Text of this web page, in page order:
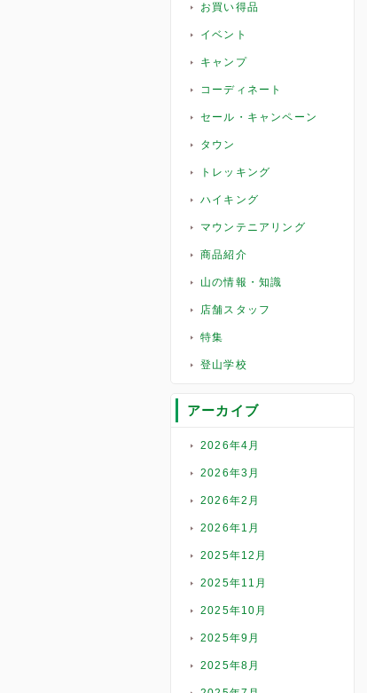
お買い得品
イベント
キャンプ
コーディネート
セール・キャンペーン
タウン
トレッキング
ハイキング
マウンテニアリング
商品紹介
山の情報・知識
店舗スタッフ
特集
登山学校
アーカイブ
2026年4月
2026年3月
2026年2月
2026年1月
2025年12月
2025年11月
2025年10月
2025年9月
2025年8月